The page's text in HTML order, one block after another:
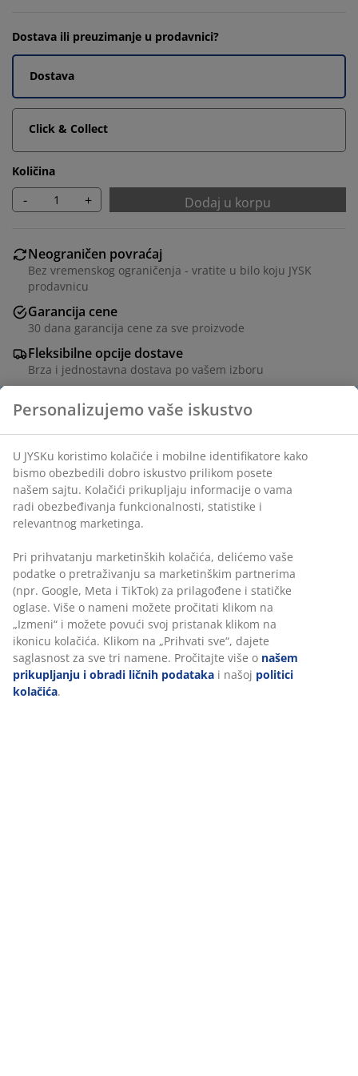
Dostava ili preuzimanje u prodavnici?
Dostava
Click & Collect
Količina
- + Dodaj u korpu
Neograničen povraćaj
Bez vremenskog ograničenja - vratite u bilo koju JYSK
prodavnicu
Garancija cene
30 dana garancija cene za sve proizvode
Fleksibilne opcije dostave
Brza i jednostavna dostava po vašem izboru
Šifra artikla: 5703400
Tehnički podaci
Recenzije
( 8)
Dostava
Personalizujemo vaše iskustvo
U JYSKu koristimo kolačiće i mobilne identifikatore kako
bismo obezbedili dobro iskustvo prilikom posete
našem sajtu. Kolačići prikupljaju informacije o vama
radi obezbeđivanja funkcionalnosti, statistike i
relevantnog marketinga.
Pri prihvatanju marketinških kolačića, delićemo vaše
podatke o pretraživanju sa marketinškim partnerima
(npr. Google, Meta i TikTok) za prilagođene i statičke
oglase. Više o nameni možete pročitati klikom na
„Izmeni“ i možete povući svoj pristanak klikom na
ikonicu kolačića. Klikom na „Prihvati sve“, dajete
saglasnost za sve tri namene. Pročitajte više o našem
prikupljanju i obradi ličnih podataka i našoj politici
kolačića.